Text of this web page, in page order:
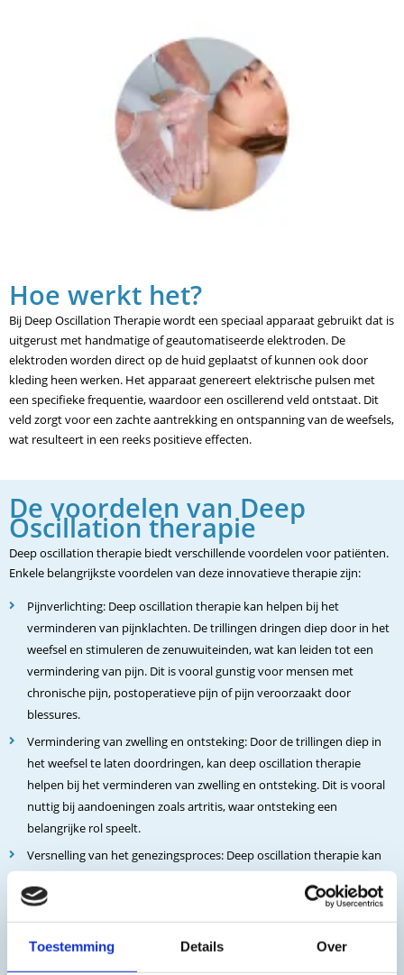
Toestemming Details Over
Hoe werkt het?
Bij Deep Oscillation Therapie wordt een speciaal apparaat gebruikt dat is
uitgerust met handmatige of geautomatiseerde elektroden. De
elektroden worden direct op de huid geplaatst of kunnen ook door
kleding heen werken. Het apparaat genereert elektrische pulsen met
een specifieke frequentie, waardoor een oscillerend veld ontstaat. Dit
veld zorgt voor een zachte aantrekking en ontspanning van de weefsels,
wat resulteert in een reeks positieve effecten.
De voordelen van Deep
Oscillation therapie
Deep oscillation therapie biedt verschillende voordelen voor patiënten.
Enkele belangrijkste voordelen van deze innovatieve therapie zijn:
Pijnverlichting: Deep oscillation therapie kan helpen bij het
verminderen van pijnklachten. De trillingen dringen diep door in het
weefsel en stimuleren de zenuwuiteinden, wat kan leiden tot een
vermindering van pijn. Dit is vooral gunstig voor mensen met
chronische pijn, postoperatieve pijn of pijn veroorzaakt door
blessures.
Vermindering van zwelling en ontsteking: Door de trillingen diep in
het weefsel te laten doordringen, kan deep oscillation therapie
helpen bij het verminderen van zwelling en ontsteking. Dit is vooral
nuttig bij aandoeningen zoals artritis, waar ontsteking een
belangrijke rol speelt.
Versnelling van het genezingsproces: Deep oscillation therapie kan
de doorbloeding verbeteren en de stofwisseling in het weefsel
stimuleren. Dit helpt bij het bevorderen van de genezing van
beschadigd weefsel, zoals na een operatie of bij sportblessures.
Niet-invasief en pijnvrij: Een van de grote voordelen van deep
oscillation therapie is dat het niet-invasief is en geen pijn